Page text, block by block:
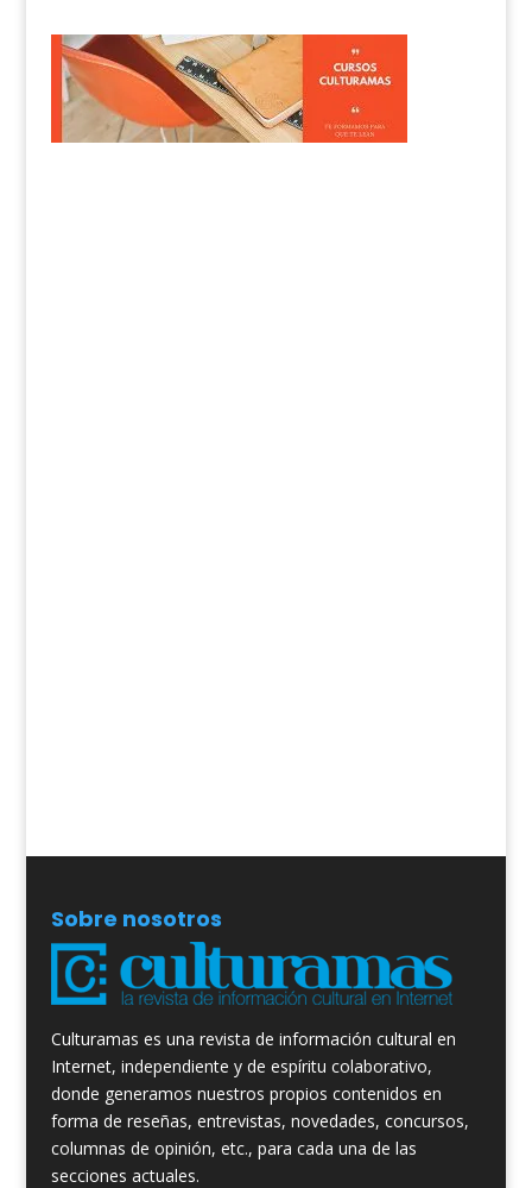
Sobre nosotros
Culturamas es una revista de información cultural en
Internet, independiente y de espíritu colaborativo,
donde generamos nuestros propios contenidos en
forma de reseñas, entrevistas, novedades, concursos,
columnas de opinión, etc., para cada una de las
secciones actuales.